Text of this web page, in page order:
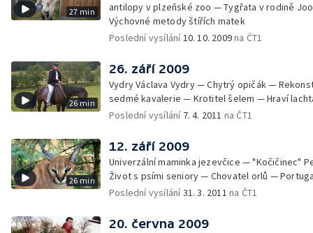
27 min
antilopy v plzeňské zoo — Tygřata v rodině
Výchovné metody štířích matek
Poslední vysílání10. 10. 2009na ČT1
26 min
26. září 2009
Vydry Václava Vydry — Chytrý opičák —
sedmé kavalerie — Krotitel šelem — Hraví
Poslední vysílání 7. 4. 2011 na ČT1
26 min
12. září 2009
Univerzální maminka jezevčice — "Kočičinec"
Život s psími seniory — Chovatel orlů —
Poslední vysílání31. 3. 2011 na ČT1
20. června 2009